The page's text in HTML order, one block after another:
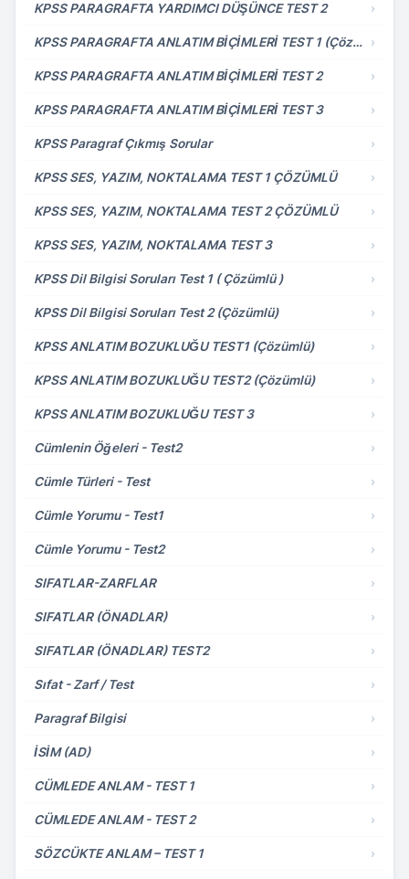
KPSS PARAGRAFTA YARDIMCI DÜŞÜNCE TEST 2 ›
KPSS PARAGRAFTA ANLATIM BİÇİMLERİ TEST 1 (Çözümlü) ›
KPSS PARAGRAFTA ANLATIM BİÇİMLERİ TEST 2 ›
KPSS PARAGRAFTA ANLATIM BİÇİMLERİ TEST 3 ›
KPSS Paragraf Çıkmış Sorular ›
KPSS SES, YAZIM, NOKTALAMA TEST 1 ÇÖZÜMLÜ ›
KPSS SES, YAZIM, NOKTALAMA TEST 2 ÇÖZÜMLÜ ›
KPSS SES, YAZIM, NOKTALAMA TEST 3 ›
KPSS Dil Bilgisi Soruları Test 1 ( Çözümlü ) ›
KPSS Dil Bilgisi Soruları Test 2 (Çözümlü) ›
KPSS ANLATIM BOZUKLUĞU TEST1 (Çözümlü) ›
KPSS ANLATIM BOZUKLUĞU TEST2 (Çözümlü) ›
KPSS ANLATIM BOZUKLUĞU TEST 3 ›
Cümlenin Öğeleri - Test2 ›
Cümle Türleri - Test ›
Cümle Yorumu - Test1 ›
Cümle Yorumu - Test2 ›
SIFATLAR-ZARFLAR ›
SIFATLAR (ÖNADLAR) ›
SIFATLAR (ÖNADLAR) TEST2 ›
Sıfat - Zarf / Test ›
Paragraf Bilgisi ›
İSİM (AD) ›
CÜMLEDE ANLAM - TEST 1 ›
CÜMLEDE ANLAM - TEST 2 ›
SÖZCÜKTE ANLAM – TEST 1 ›